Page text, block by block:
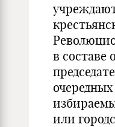
в составе
очередных
или